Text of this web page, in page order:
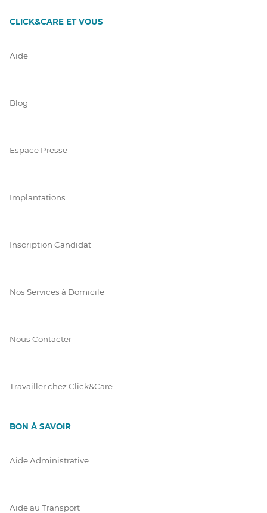
CLICK&CARE ET VOUS
Aide
Blog
Espace Presse
Implantations
Inscription Candidat
Nos Services à Domicile
Nous Contacter
Travailler chez Click&Care
BON À SAVOIR
Aide Administrative
Aide au Transport